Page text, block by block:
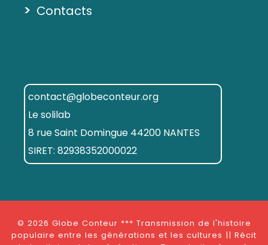
> Contacts
contact@globeconteur.org
Le solilab
8 rue Saint Domingue 44200 NANTES
SIRET: 82938352000022
© 2026 Globe Conteur *** Transmission de l'histoire
populaire entre les générations et les cultures || Récit